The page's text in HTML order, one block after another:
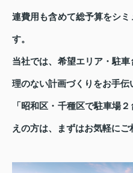
連費用も含めて総予算をシ
す。
当社では、希望エリア・駐
理のない計画づくりをお手伝
「昭和区・千種区で駐車場
えの方は、まずはお気軽にご